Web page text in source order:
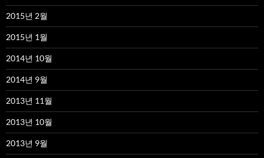
2015년 2월
2015년 1월
2014년 10월
2014년 9월
2013년 11월
2013년 10월
2013년 9월